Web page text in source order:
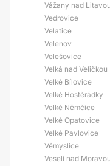
Vážany nad Litavou
Vedrovice
Velatice
Velenov
Velešovice
Velká nad Veličkou
Velké Bílovice
Velké Hostěrádky
Velké Němčice
Velké Opatovice
Velké Pavlovice
Vémyslice
Veselí nad Moravou